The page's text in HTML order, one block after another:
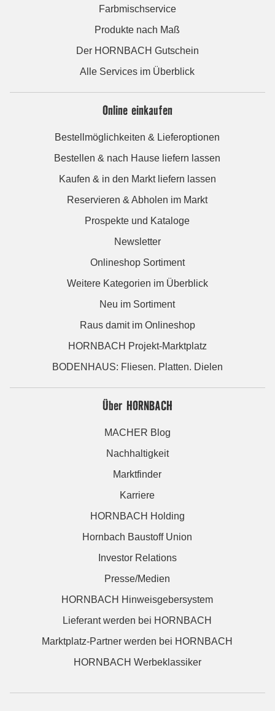
Farbmischservice
Produkte nach Maß
Der HORNBACH Gutschein
Alle Services im Überblick
Online einkaufen
Bestellmöglichkeiten & Lieferoptionen
Bestellen & nach Hause liefern lassen
Kaufen & in den Markt liefern lassen
Reservieren & Abholen im Markt
Prospekte und Kataloge
Newsletter
Onlineshop Sortiment
Weitere Kategorien im Überblick
Neu im Sortiment
Raus damit im Onlineshop
HORNBACH Projekt-Marktplatz
BODENHAUS: Fliesen. Platten. Dielen
Über HORNBACH
MACHER Blog
Nachhaltigkeit
Marktfinder
Karriere
HORNBACH Holding
Hornbach Baustoff Union
Investor Relations
Presse/Medien
HORNBACH Hinweisgebersystem
Lieferant werden bei HORNBACH
Marktplatz-Partner werden bei HORNBACH
HORNBACH Werbeklassiker